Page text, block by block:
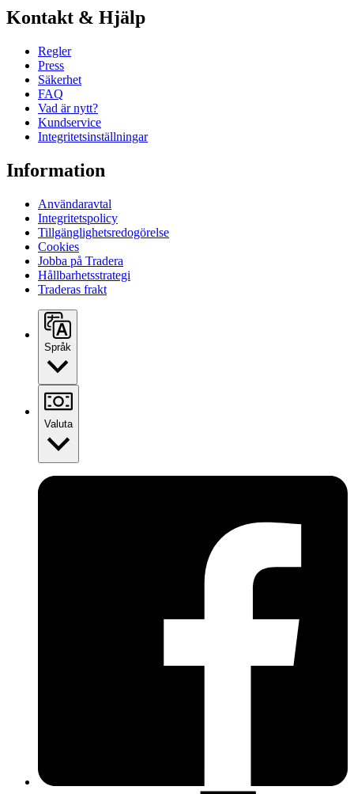
Kontakt & Hjälp
Regler
Press
Säkerhet
FAQ
Vad är nytt?
Kundservice
Integritetsinställningar
Information
Användaravtal
Integritetspolicy
Tillgänglighetsredogörelse
Cookies
Jobba på Tradera
Hållbarhetsstrategi
Traderas frakt
Språk
Valuta